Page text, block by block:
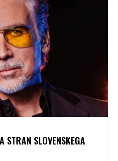
STRAN SLOVENSKEGA